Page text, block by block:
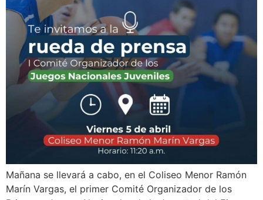
Mañana se llevará a cabo, en el Coliseo Menor Ramón
Marín Vargas, el primer Comité Organizador de los